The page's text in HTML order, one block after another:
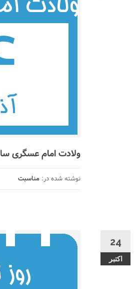
ولادت امام عسگری سال 99
نوشته شده در:مناسبت
24
اکتبر